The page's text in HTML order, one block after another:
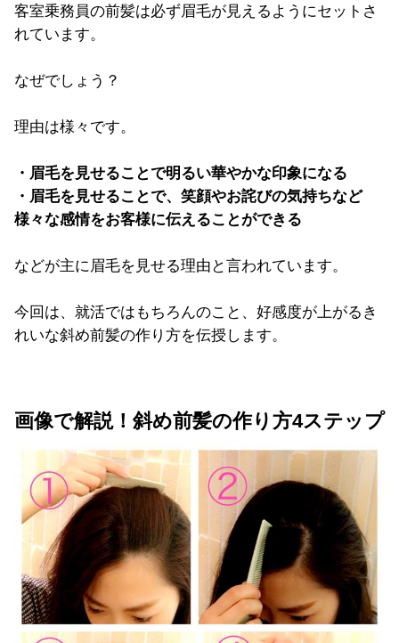
客室乗務員の前髪は必ず眉毛が見えるようにセットさ
れています。
なぜでしょう？
理由は様々です。
・眉毛を見せることで明るい華やかな印象になる
・眉毛を見せることで、笑顔やお詫びの気持ちなど
様々な感情をお客様に伝えることができる
などが主に眉毛を見せる理由と言われています。
今回は、就活ではもちろんのこと、好感度が上がるき
れいな斜め前髪の作り方を伝授します。
画像で解説！斜め前髪の作り方4ステップ